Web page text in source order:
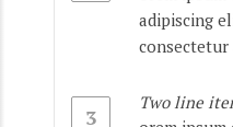
adipiscing
consectetur
3
Two line